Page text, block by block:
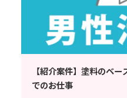
【紹介案件】塗料のベ
でのお仕事